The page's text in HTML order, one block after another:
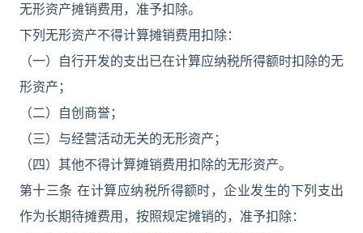
无形资产摊销费用，准予扣除。
下列无形资产不得计算摊销费用扣除：
（一）自行开发的支出已在计算应纳税所得额时扣除的无
形资产；
（二）自创商誉；
（三）与经营活动无关的无形资产；
（四）其他不得计算摊销费用扣除的无形资产。
第十三条 在计算应纳税所得额时，企业发生的下列支出
作为长期待摊费用，按照规定摊销的，准予扣除：